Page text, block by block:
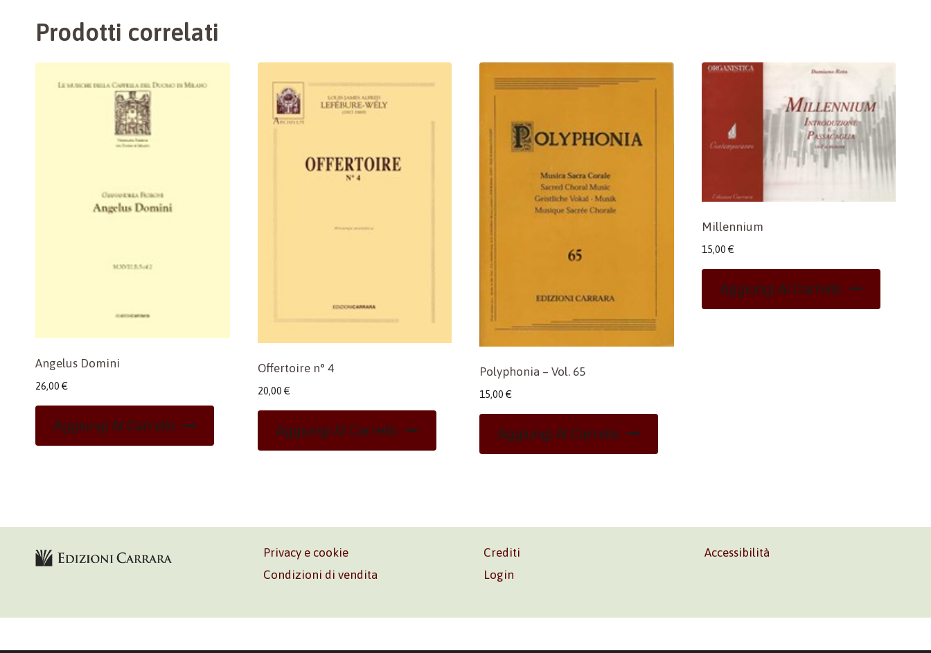
Prodotti correlati
Angelus Domini
26,00 €
Aggiungi Al Carrello
Offertoire n° 4
20,00 €
Aggiungi Al Carrello
Polyphonia – Vol. 65
15,00 €
Aggiungi Al Carrello
Millennium
15,00 €
Aggiungi Al Carrello
Privacy e cookie
Condizioni di vendita
Crediti
Login
Accessibilità